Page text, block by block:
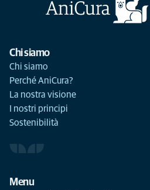
Chi siamo
Chi siamo
Perché AniCura?
La nostra visione
I nostri principi
Sostenibilità
Menu